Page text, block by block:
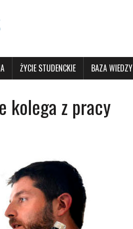
ŻYCIE STUDENCKIE BAZA WIEDZY
kolega z pracy